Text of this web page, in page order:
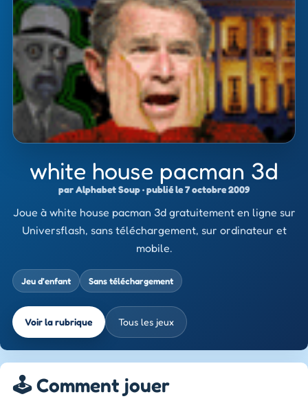
white house pacman 3d
par Alphabet Soup · publié le 7 octobre 2009
Joue à white house pacman 3d gratuitement en ligne sur
Universflash, sans téléchargement, sur ordinateur et
mobile.
Jeu d’enfant Sans téléchargement
Voir la rubrique Tous les jeux
🕹️ Comment jouer